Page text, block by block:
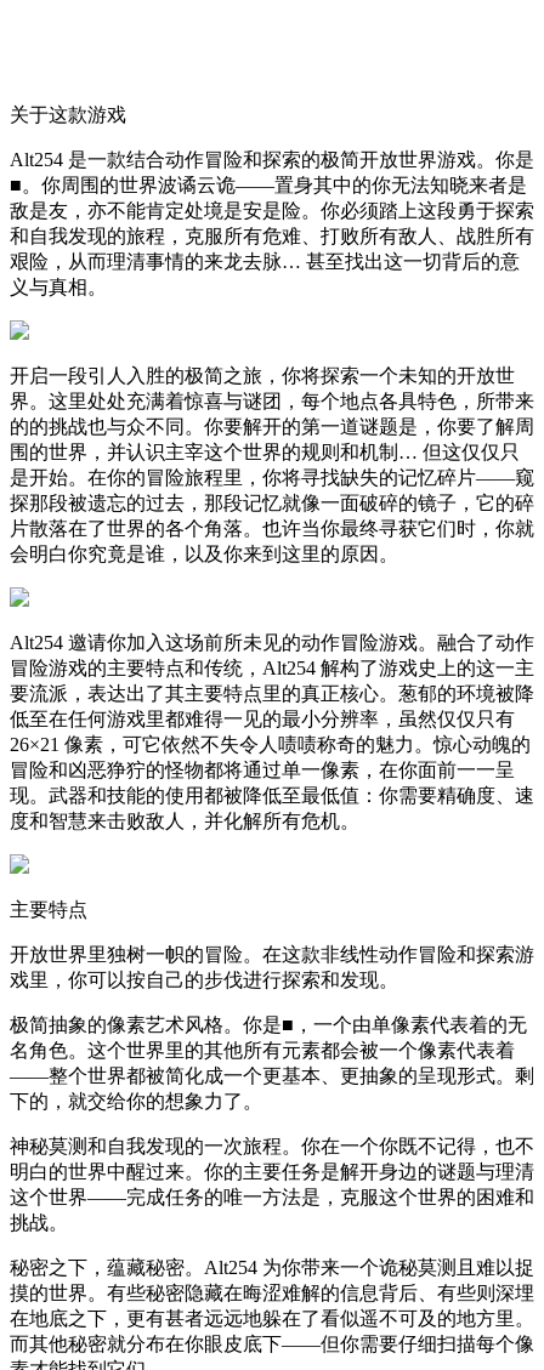
关于这款游戏
Alt254 是一款结合动作冒险和探索的极简开放世界游戏。你是
■。你周围的世界波谲云诡——置身其中的你无法知晓来者是
敌是友，亦不能肯定处境是安是险。你必须踏上这段勇于探索
和自我发现的旅程，克服所有危难、打败所有敌人、战胜所有
艰险，从而理清事情的来龙去脉… 甚至找出这一切背后的意
义与真相。
开启一段引人入胜的极简之旅，你将探索一个未知的开放世
界。这里处处充满着惊喜与谜团，每个地点各具特色，所带来
的的挑战也与众不同。你要解开的第一道谜题是，你要了解周
围的世界，并认识主宰这个世界的规则和机制… 但这仅仅只
是开始。在你的冒险旅程里，你将寻找缺失的记忆碎片——窥
探那段被遗忘的过去，那段记忆就像一面破碎的镜子，它的碎
片散落在了世界的各个角落。也许当你最终寻获它们时，你就
会明白你究竟是谁，以及你来到这里的原因。
Alt254 邀请你加入这场前所未见的动作冒险游戏。融合了动作
冒险游戏的主要特点和传统，Alt254 解构了游戏史上的这一主
要流派，表达出了其主要特点里的真正核心。葱郁的环境被降
低至在任何游戏里都难得一见的最小分辨率，虽然仅仅只有
26×21 像素，可它依然不失令人啧啧称奇的魅力。惊心动魄的
冒险和凶恶狰狞的怪物都将通过单一像素，在你面前一一呈
现。武器和技能的使用都被降低至最低值：你需要精确度、速
度和智慧来击败敌人，并化解所有危机。
主要特点
开放世界里独树一帜的冒险。在这款非线性动作冒险和探索游
戏里，你可以按自己的步伐进行探索和发现。
极简抽象的像素艺术风格。你是■，一个由单像素代表着的无
名角色。这个世界里的其他所有元素都会被一个像素代表着
——整个世界都被简化成一个更基本、更抽象的呈现形式。剩
下的，就交给你的想象力了。
神秘莫测和自我发现的一次旅程。你在一个你既不记得，也不
明白的世界中醒过来。你的主要任务是解开身边的谜题与理清
这个世界——完成任务的唯一方法是，克服这个世界的困难和
挑战。
秘密之下，蕴藏秘密。Alt254 为你带来一个诡秘莫测且难以捉
摸的世界。有些秘密隐藏在晦涩难解的信息背后、有些则深埋
在地底之下，更有甚者远远地躲在了看似遥不可及的地方里。
而其他秘密就分布在你眼皮底下——但你需要仔细扫描每个像